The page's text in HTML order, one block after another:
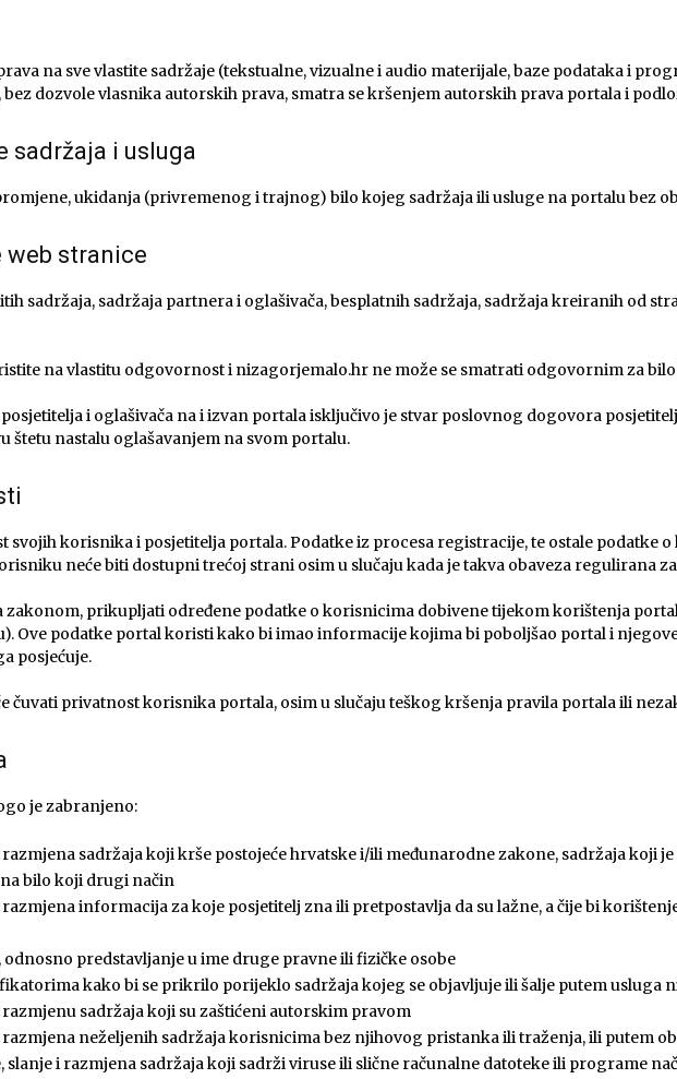
na sve vlastite sadržaje (tekstualne, vizualne i audio materijale, baze podataka i
dozvole vlasnika autorskih prava, smatra se kršenjem autorskih prava portala i
sadržaja i usluga
ukidanja (privremenog i trajnog) bilo kojeg sadržaja ili usluge na portalu bez
web stranice
sadržaja, sadržaja partnera i oglašivača, besplatnih sadržaja, sadržaja kreiranih od
na vlastitu odgovornost i nizagorjemalo.hr ne može se smatrati odgovornim za
i oglašivača na i izvan portala isključivo je stvar poslovnog dogovora
štetu nastalu oglašavanjem na svom portalu.
svojih korisnika i posjetitelja portala. Podatke iz procesa registracije, te ostale podatke
neće biti dostupni trećoj strani osim u slučaju kada je takva obaveza regulirana
zakonom, prikupljati određene podatke o korisnicima dobivene tijekom korištenja
Ove podatke portal koristi kako bi imao informacije kojima bi poboljšao portal i
posjećuje.
čuvati privatnost korisnika portala, osim u slučaju teškog kršenja pravila portala ili
je zabranjeno:
sadržaja koji krše postojeće hrvatske i/ili međunarodne zakone, sadržaja koji
bilo koji drugi način
informacija za koje posjetitelj zna ili pretpostavlja da su lažne, a čije bi
predstavljanje u ime druge pravne ili fizičke osobe
kako bi se prikrilo porijeklo sadržaja kojeg se objavljuje ili šalje putem usluga
sadržaja koji su zaštićeni autorskim pravom
razmjena neželjenih sadržaja korisnicima bez njihovog pristanka ili traženja, ili putem
slanje i razmjena sadržaja koji sadrži viruse ili slične računalne datoteke ili programe